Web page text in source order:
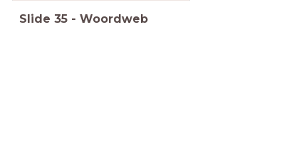
Slide 35 - Woordweb